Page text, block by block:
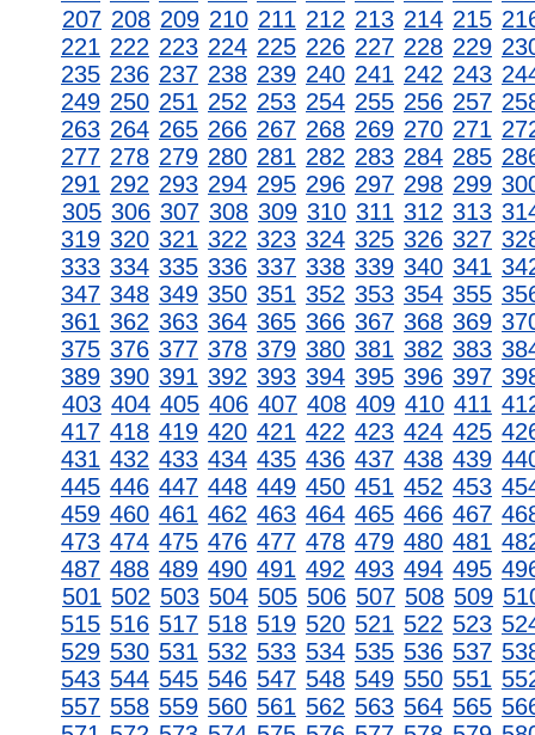
207 208 209 210 211 212 213 214 215
221 222 223 224 225 226 227 228 229
235 236 237 238 239 240 241 242 243
249 250 251 252 253 254 255 256 257
263 264 265 266 267 268 269 270 271
277 278 279 280 281 282 283 284 285
291 292 293 294 295 296 297 298 299
305 306 307 308 309 310 311 312 313
319 320 321 322 323 324 325 326 327
333 334 335 336 337 338 339 340 341
347 348 349 350 351 352 353 354 355
361 362 363 364 365 366 367 368 369
375 376 377 378 379 380 381 382 383
389 390 391 392 393 394 395 396 397
403 404 405 406 407 408 409 410 411
417 418 419 420 421 422 423 424 425
431 432 433 434 435 436 437 438 439
445 446 447 448 449 450 451 452 453
459 460 461 462 463 464 465 466 467
473 474 475 476 477 478 479 480 481
487 488 489 490 491 492 493 494 495
501 502 503 504 505 506 507 508 509
515 516 517 518 519 520 521 522 523
529 530 531 532 533 534 535 536 537
543 544 545 546 547 548 549 550 551
557 558 559 560 561 562 563 564 565